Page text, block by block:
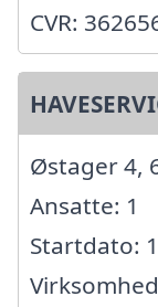
CVR:
Østager 4,
Ansatte: 1
Startdato: